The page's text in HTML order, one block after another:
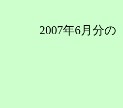
2007年6月分